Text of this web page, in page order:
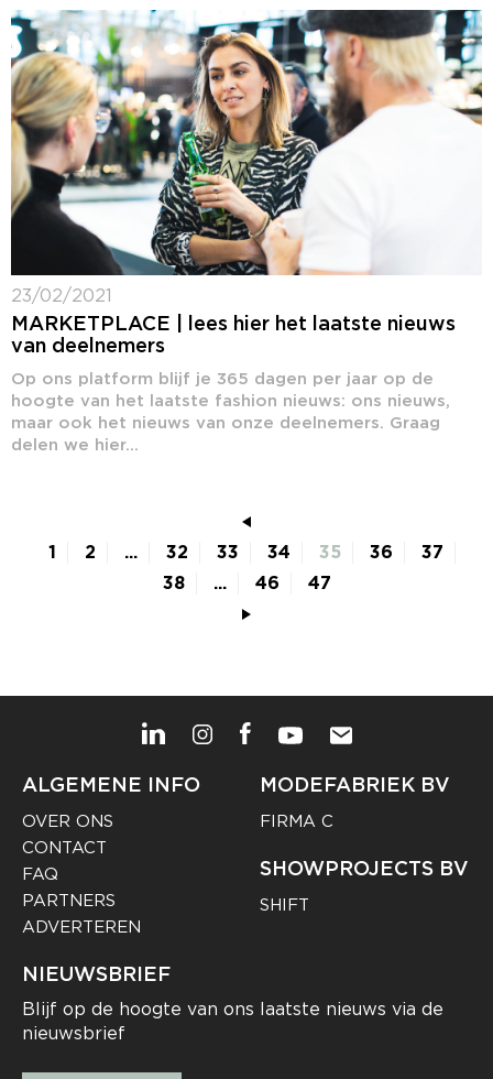
23/02/2021
MARKETPLACE | lees hier het laatste nieuws
van deelnemers
Op ons platform blijf je 365 dagen per jaar op de
hoogte van het laatste fashion nieuws: ons nieuws,
maar ook het nieuws van onze deelnemers. Graag
delen we hier...
1 2 ... 32 33 34 35 36
37
38
... 46 47
ALGEMENE INFO
OVER ONS
CONTACT
FAQ
PARTNERS
ADVERTEREN
MODEFABRIEK BV
FIRMA C
SHOWPROJECTS BV
SHIFT
NIEUWSBRIEF
Blijf op de hoogte van ons laatste nieuws via de
nieuwsbrief